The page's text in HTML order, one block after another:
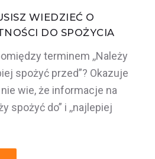
WIEDZIEĆ O
DO SPOŻYCIA
terminem ,,Należy
spożyć przed”? Okazuje
wie, że informacje na
spożyć do” i ,,najlepiej